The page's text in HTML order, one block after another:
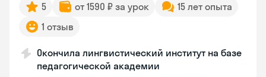
5 от 1590 ₽ за урок
15 лет опыта
1 отзыв
Окончила лингвистический институт на базе
педагогической академии